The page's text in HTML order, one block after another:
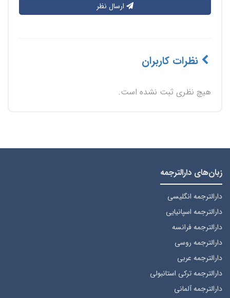
ارسال نظر
نظرات کاربران
هیچ نظری ثبت نشده است.
زبان‌های دارالترجمه
دارالترجمه انگلیسی
دارالترجمه اسپانیایی
دارالترجمه فرانسه
دارالترجمه روسی
دارالترجمه عربی
دارالترجمه ترکی استانبولی
دارالترجمه آلمانی